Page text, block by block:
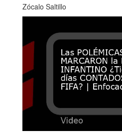
Zócalo Saltillo